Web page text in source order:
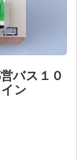
バス１０
ン